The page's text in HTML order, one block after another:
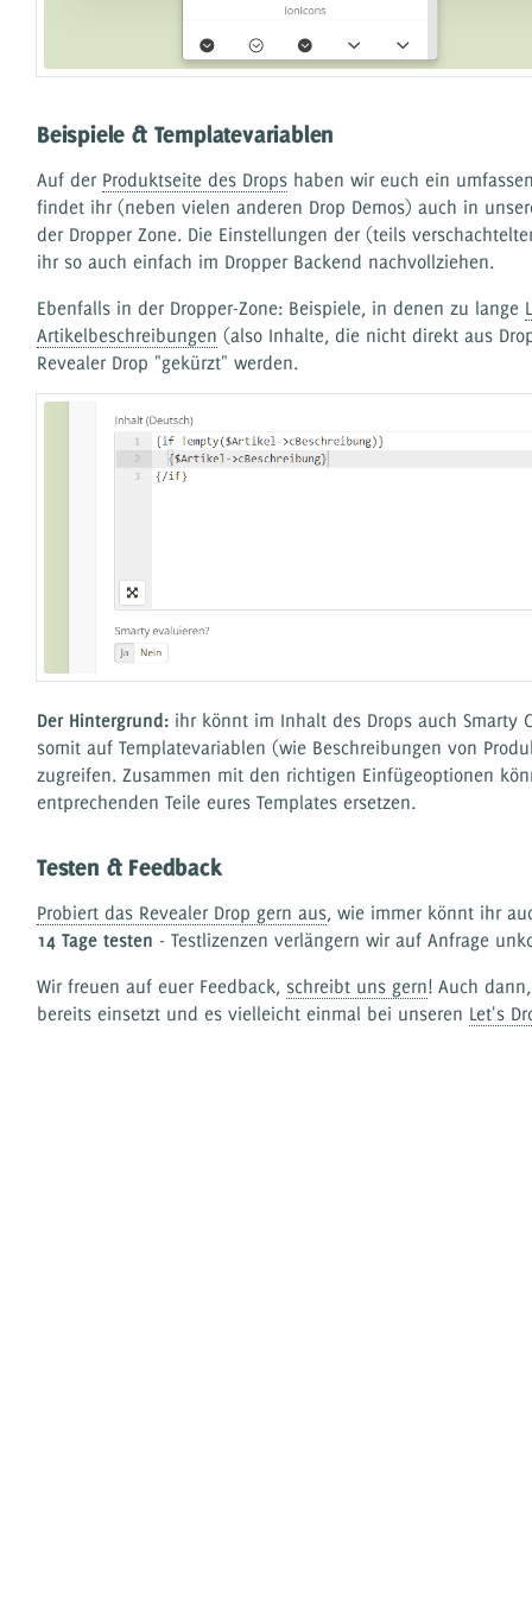
Beispiele & Templatevariablen
Auf der Produktseite des Drops haben wir euch ein
findet ihr (neben vielen anderen Drop Demos) auch in
der Dropper Zone. Die Einstellungen der (teils
ihr so auch einfach im Dropper Backend nachvollziehen.
Ebenfalls in der Dropper-Zone: Beispiele, in denen zu lange
Artikelbeschreibungen (also Inhalte, die nicht direkt aus
Revealer Drop "gekürzt" werden.
Der Hintergrund: ihr könnt im Inhalt des Drops auch Smarty
somit auf Templatevariablen (wie Beschreibungen von
zugreifen. Zusammen mit den richtigen Einfügeoptionen
entprechenden Teile eures Templates ersetzen.
Testen & Feedback
Probiert das Revealer Drop gern aus, wie immer könnt ihr
14 Tage testen - Testlizenzen verlängern wir auf Anfrage
Wir freuen auf euer Feedback,schreibt uns gern! Auch
bereits einsetzt und es vielleicht einmal bei unseren Let's